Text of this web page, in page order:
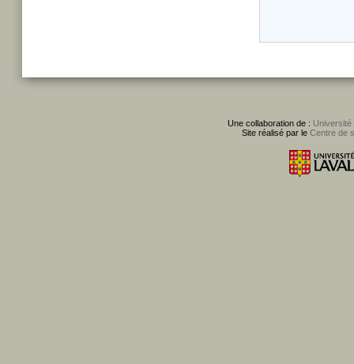
Une collaboration de : Université
Site réalisé par le Centre de